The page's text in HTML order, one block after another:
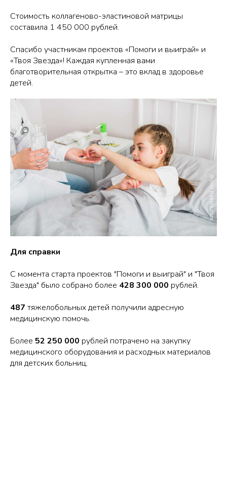
Стоимость коллагеново-эластиновой матрицы
составила 1 450 000 рублей.
Спасибо участникам проектов «Помоги и выиграй» и
«Твоя Звезда»! Каждая купленная вами
благотворительная открытка – это вклад в здоровье
детей.
Для справки
С момента старта проектов "Помоги и выиграй" и "Твоя
Звезда" было собрано более 428 300 000 рублей.
487 тяжелобольных детей получили адресную
медицинскую помочь.
Более 52 250 000 рублей потрачено на закупку
медицинского оборудования и расходных материалов
для детских больниц.